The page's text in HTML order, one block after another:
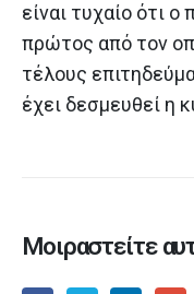
είναι τυχαίο ότι ο
πρώτος από τον
τέλους
έχει δεσμευθεί η
Μοιραστείτε